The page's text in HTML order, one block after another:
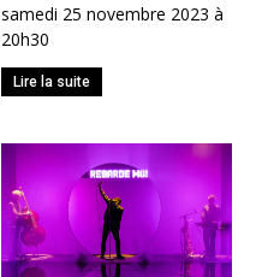
samedi 25 novembre 2023 à
20h30
Lire la suite